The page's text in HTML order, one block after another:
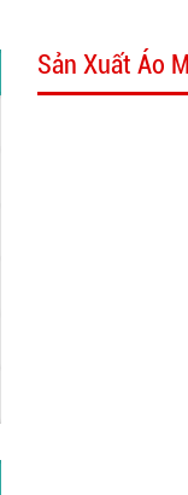
Sản Xuất Áo